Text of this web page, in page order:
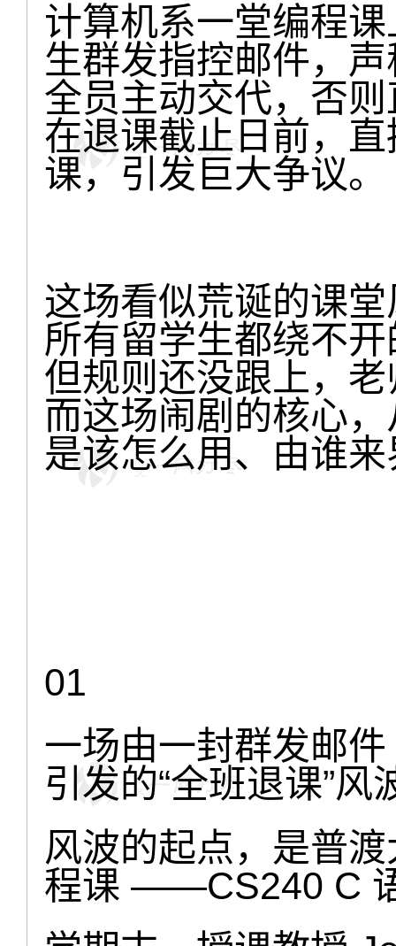
计算机系一堂编程
生群发指控邮件，
全员主动交代，否
在退课截止日前，
课，引发巨大争议。
这场看似荒诞的课
所有留学生都绕不
但规则还没跟上，
而这场闹剧的核心
是该怎么用、由谁
01
一场由一封群发邮件
引发的“全班退课”风
风波的起点，是普
程课 ——CS240 C